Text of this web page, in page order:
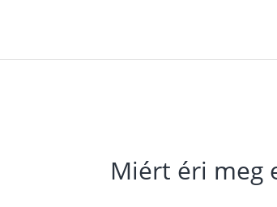
Miért éri meg